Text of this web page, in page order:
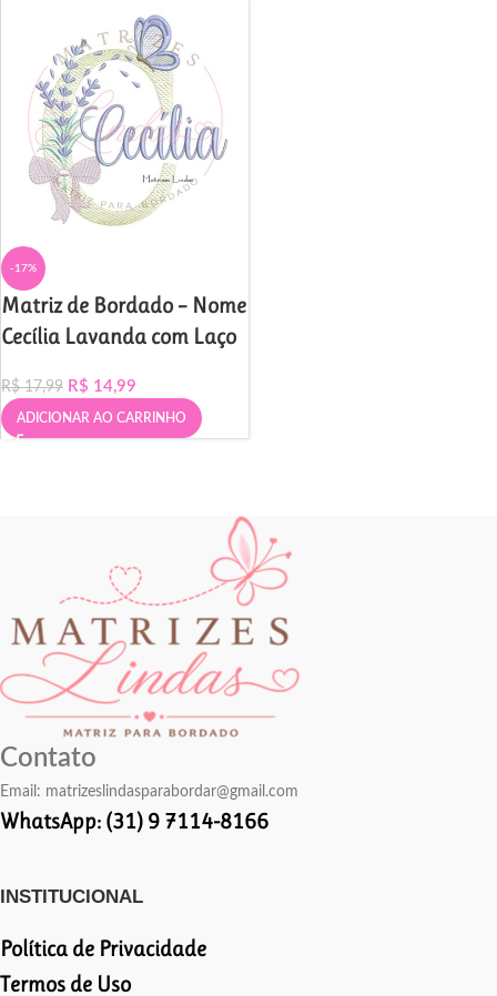
-17%
Matriz de Bordado – Nome
Cecília Lavanda com Laço
R$17,99 R$ 14,99
ADICIONAR AO CARRINHO
Contato
Email: matrizeslindasparabordar@gmail.com
WhatsApp: (31) 9 7114-8166
INSTITUCIONAL
Política de Privacidade
Termos de Uso